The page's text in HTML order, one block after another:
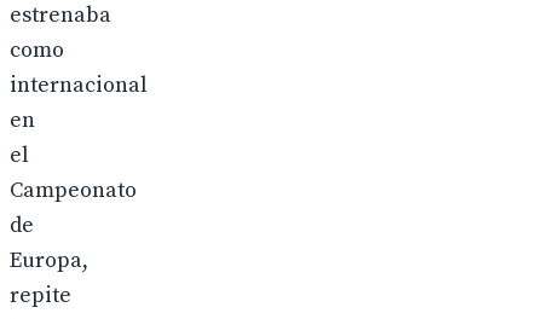
estrenaba
como
internacional
en
el
Campeonato
de
Europa,
repite